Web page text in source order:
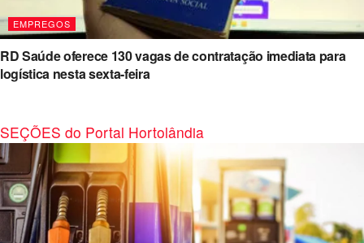
EMPREGOS
RD Saúde oferece 130 vagas de contratação imediata para
logística nesta sexta-feira
SEÇÕES do Portal Hortolândia